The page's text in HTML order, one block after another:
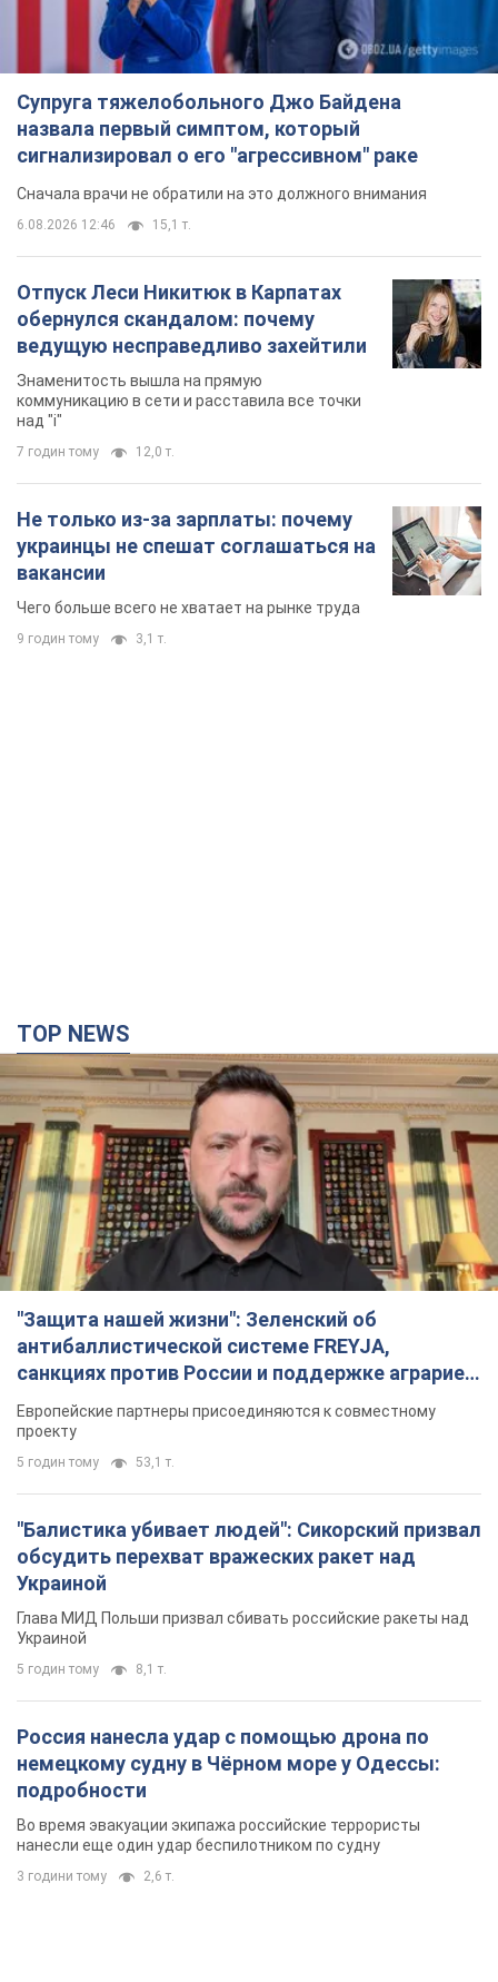
Супруга тяжелобольного Джо Байдена
назвала первый симптом, который
сигнализировал о его "агрессивном" раке
Сначала врачи не обратили на это должного внимания
6.08.2026 12:46 15,1 т.
Отпуск Леси Никитюк в Карпатах
обернулся скандалом: почему
ведущую несправедливо захейтили
Знаменитость вышла на прямую
коммуникацию в сети и расставила все точки
над "i"
7 годин тому 12,0 т.
Не только из-за зарплаты: почему
украинцы не спешат соглашаться на
вакансии
Чего больше всего не хватает на рынке труда
9 годин тому 3,1 т.
TOP NEWS
"Защита нашей жизни": Зеленский об
антибаллистической системе FREYJA,
санкциях против России и поддержке аграриев.
Видео
Европейские партнеры присоединяются к совместному
проекту
5 годин тому 53,1 т.
"Балистика убивает людей": Сикорский призвал
обсудить перехват вражеских ракет над
Украиной
Глава МИД Польши призвал сбивать российские ракеты над
Украиной
5 годин тому 8,1 т.
Россия нанесла удар с помощью дрона по
немецкому судну в Чёрном море у Одессы:
подробности
Во время эвакуации экипажа российские террористы
нанесли еще один удар беспилотником по судну
3 години тому 2,6 т.